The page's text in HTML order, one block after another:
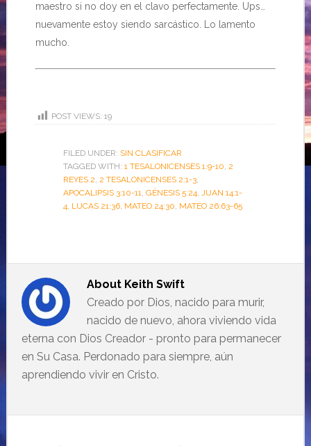
maestro si no doy en el clavo perfectamente. Ups…
nuevamente estoy siendo sarcástico. Lo lamento
mucho.
POST VIEWS: 19
FILED UNDER: SIN CLASIFICAR
TAGGED WITH: 1 TESALONICENSES 1:9-10, 2
REYES 2, 2 TESALONICENSES 2:1-3,
APOCALIPSIS 3:10-11, GÉNESIS 5:24, JUAN 14:1-
4, LUCAS 21:36, MATEO 24:30, MATEO 26:63-65
About Keith Swift
Creado por Dios, nacido para murir,
nacido de nuevo, ahora viviendo vida
eterna con Dios Creador - pronto para permanecer
en Su Casa. Perdonado para siempre, aún
aprendiendo vivir en Cristo.